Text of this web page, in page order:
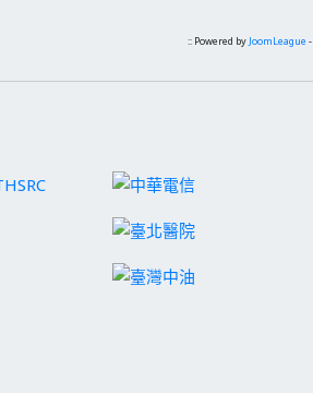
:: Powered by JoomLeague -